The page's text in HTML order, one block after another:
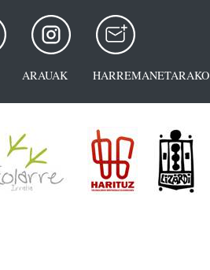
ARAUAK HARREMANETARAKO